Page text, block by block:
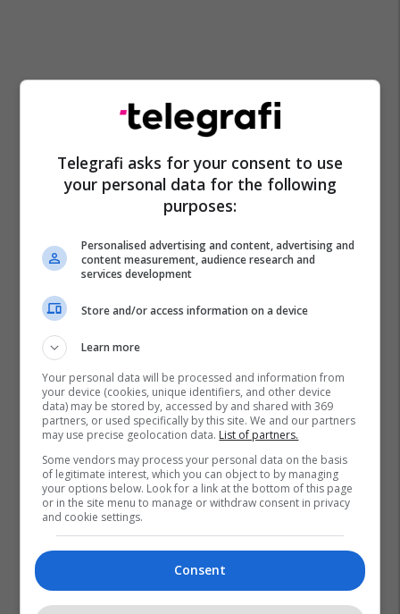
Telegrafi asks for your consent to use
your personal data for the following
purposes:
Personalised advertising and content, advertising and
content measurement, audience research and
services development
Store and/or access information on a device
Learn more
Your personal data will be processed and information from
your device (cookies, unique identifiers, and other device
data) may be stored by, accessed by and shared with 369
partners, or used specifically by this site. We and our partners
may use precise geolocation data. List of partners.
Some vendors may process your personal data on the basis
of legitimate interest, which you can object to by managing
your options below. Look for a link at the bottom of this page
or in the site menu to manage or withdraw consent in privacy
and cookie settings.
Consent